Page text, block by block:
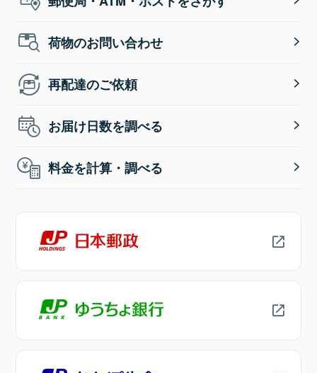
荷物のお問い合わせ
再配達のご依頼
お届け日数を調べる
料金を計算・調べる